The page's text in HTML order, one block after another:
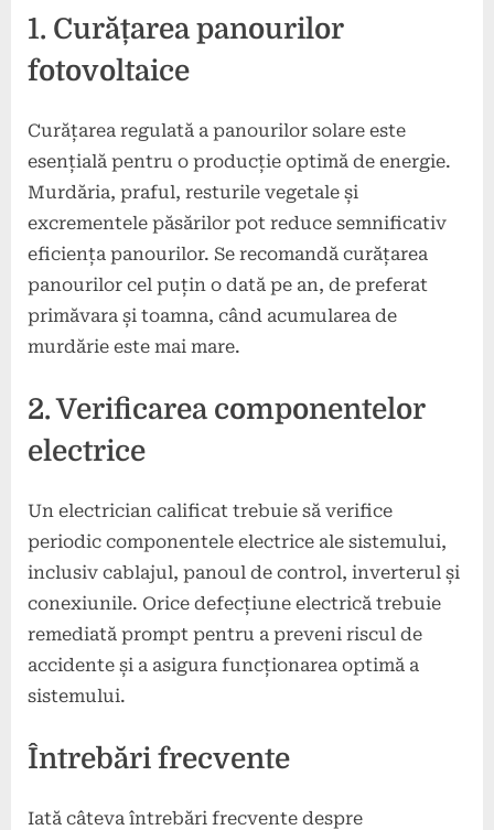
1. Curățarea panourilor
fotovoltaice
Curățarea regulată a panourilor solare este
esențială pentru o producție optimă de energie.
Murdăria, praful, resturile vegetale și
excrementele păsărilor pot reduce semnificativ
eficiența panourilor. Se recomandă curățarea
panourilor cel puțin o dată pe an, de preferat
primăvara și toamna, când acumularea de
murdărie este mai mare.
2. Verificarea componentelor
electrice
Un electrician calificat trebuie să verifice
periodic componentele electrice ale sistemului,
inclusiv cablajul, panoul de control, inverterul și
conexiunile. Orice defecțiune electrică trebuie
remediată prompt pentru a preveni riscul de
accidente și a asigura funcționarea optimă a
sistemului.
Întrebări frecvente
Iată câteva întrebări frecvente despre